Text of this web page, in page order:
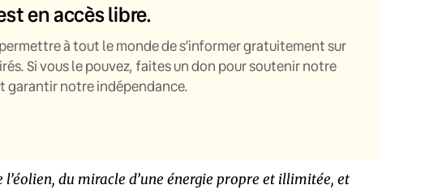
en accès libre.
à tout le monde de s’informer gratuitement sur
Si vous le pouvez, faites un don pour soutenir notre
garantir notre indépendance.
du miracle d’une énergie propre et illimitée, et